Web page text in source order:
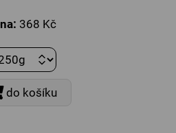
368 Kč
do košíku